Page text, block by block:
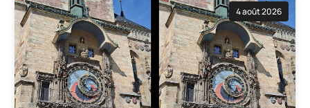
4 août 2026